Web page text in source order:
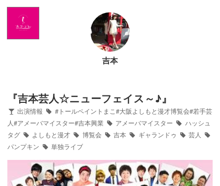
Home
News
ブログ
Twitter
Profile
写真館
吉本
『吉本芸人☆ニューフェイス～♪』
出演情報
#トールペイントまこ#大阪よしもと漫才博覧会#若手芸
人#アメーバマイスター#吉本興業
アメーバマイスター
ハッシュ
タグ
よしもと漫才 博覧会 吉本 ギャランドゥ
芸人
パンプキン
単独ライブ